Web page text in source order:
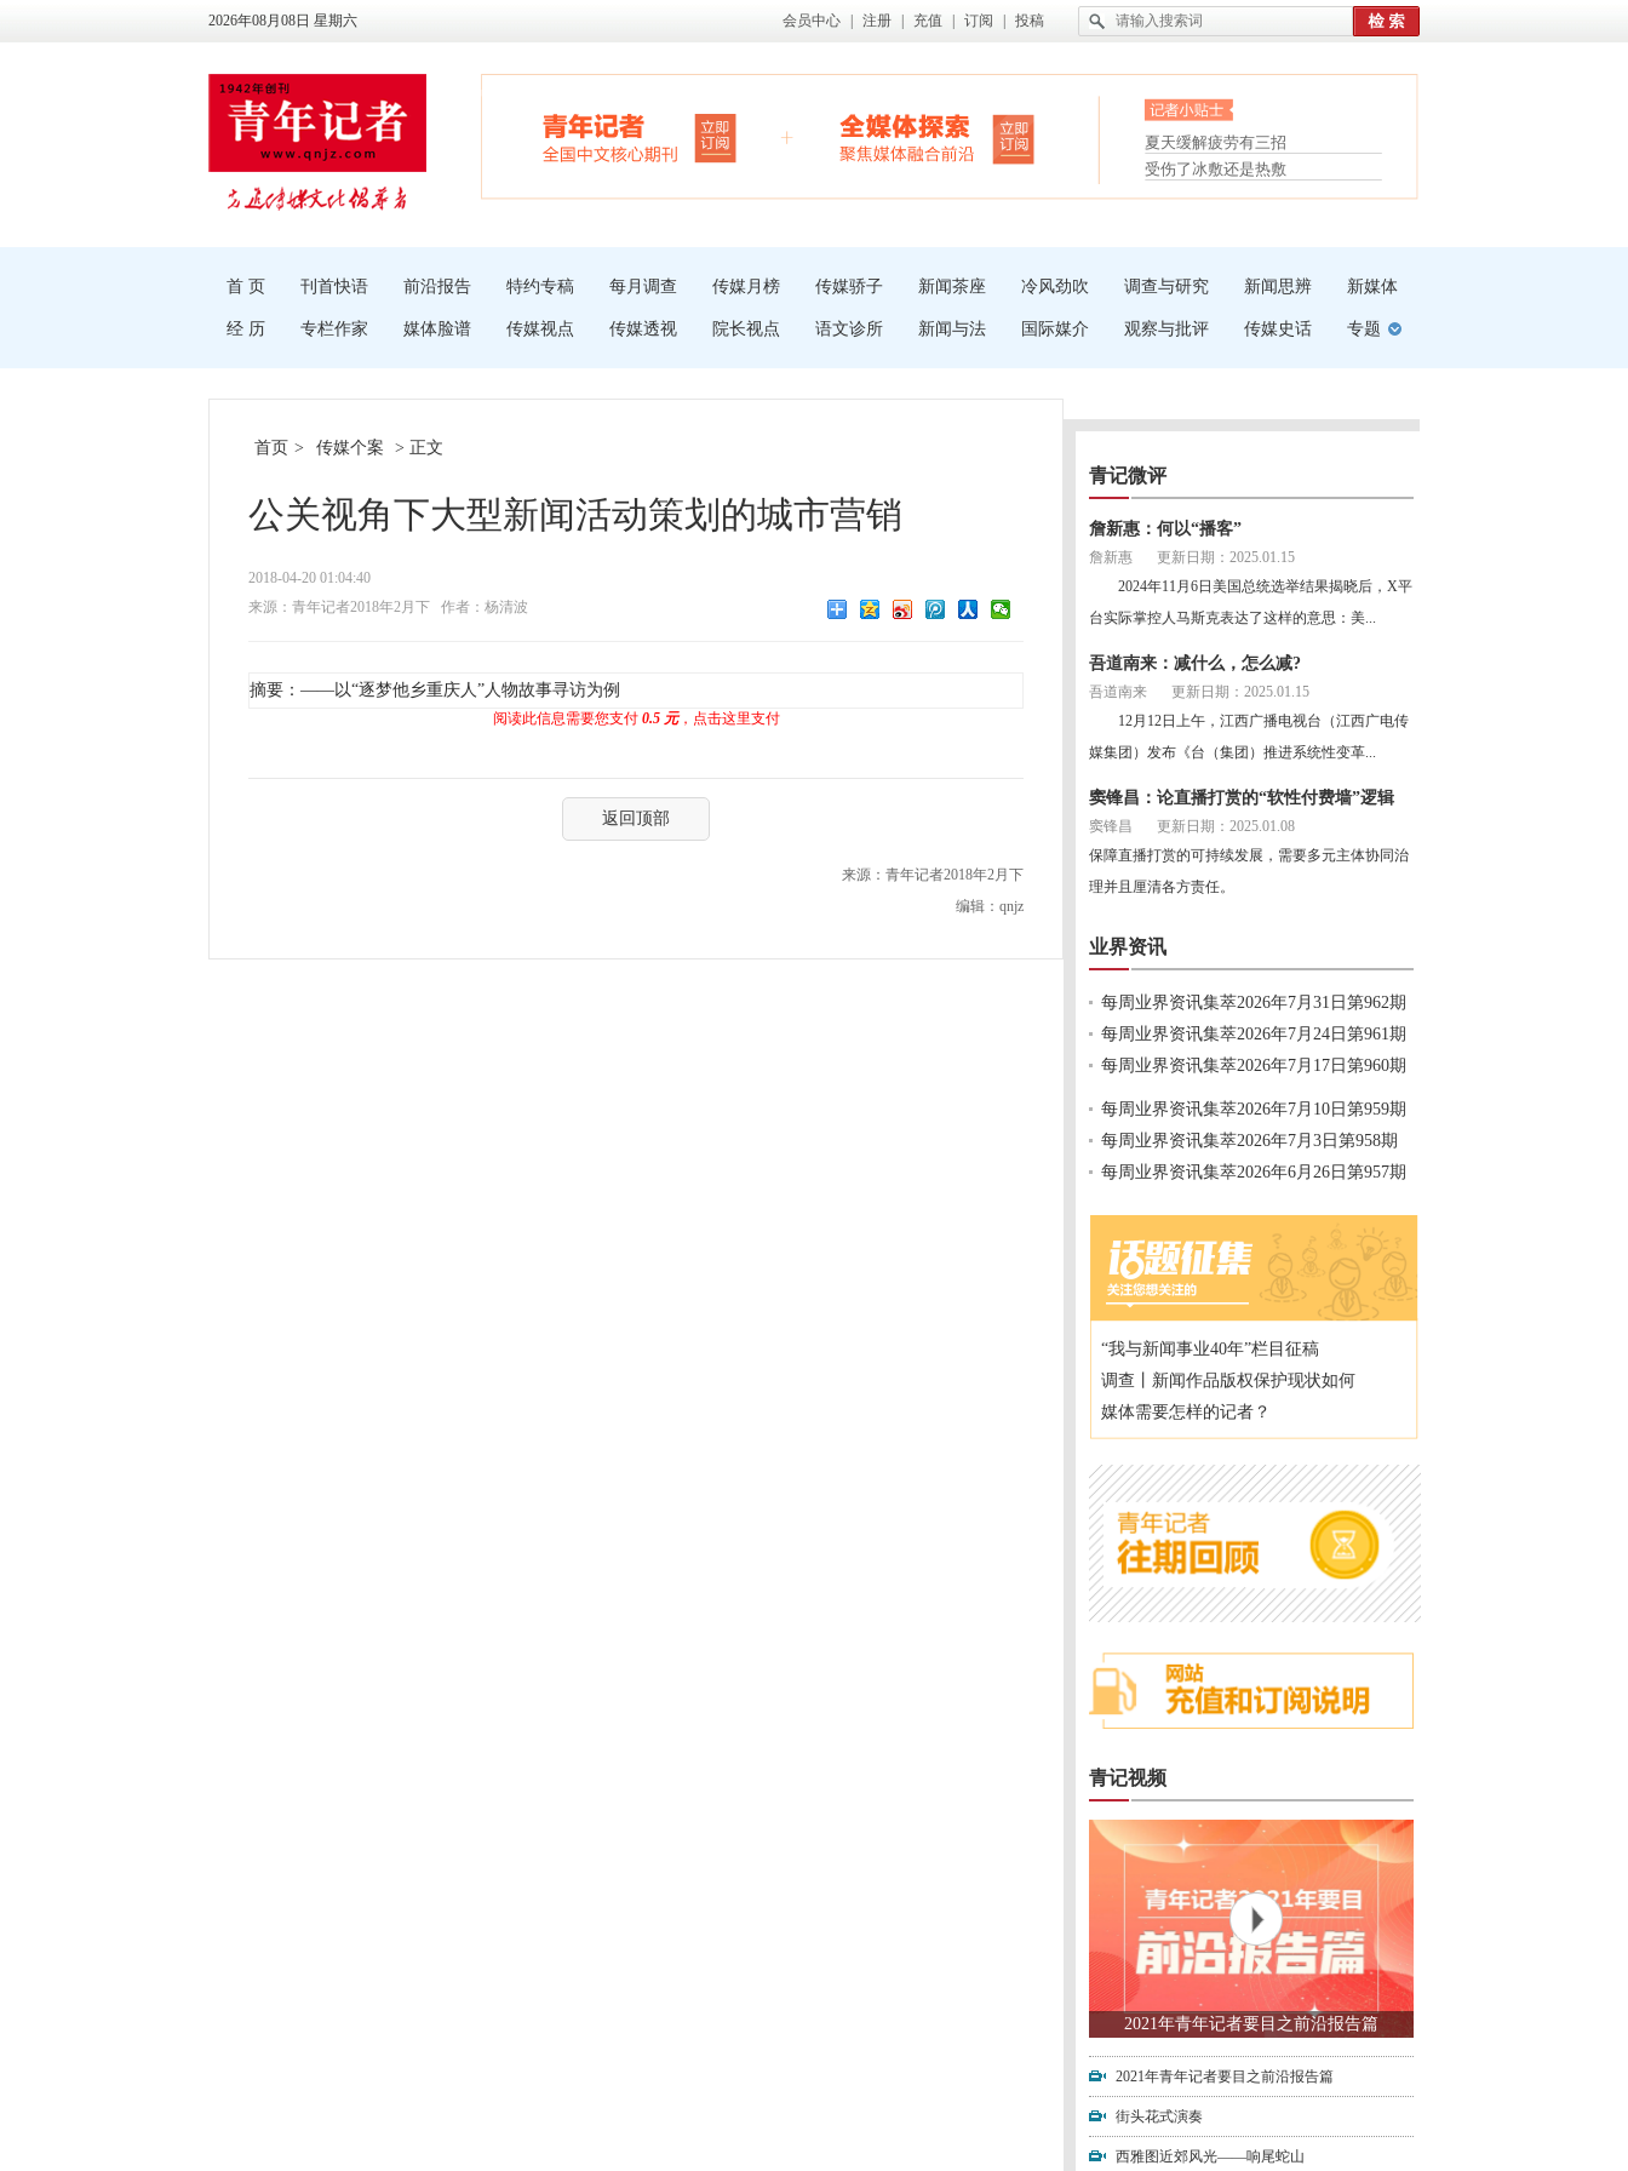
2026年08月08日 星期六 会员中心 注册 充值 订阅 投稿
“枝桠”“树桠”宜写成“枝...
夏天缓解疲劳有三招
护腰，摆脱六大坏习惯
受伤了冰敷还是热敷
白内障治疗的误区
首 页 刊首快语 前沿报告 特约专稿 每月调查 传媒月榜 传媒骄子 新闻茶座 冷风劲吹 调查与研究 新闻思辨 新媒体
经 历 专栏作家 媒体脸谱 传媒视点 传媒透视 院长视点 语文诊所 新闻与法 国际媒介 观察与批评 传媒史话 专题
首页 > 传媒个案 > 正文
公关视角下大型新闻活动策划的城市营销
2018-04-20 01:04:40
来源：青年记者2018年2月下
作者：杨清波
摘要：——以“逐梦他乡重庆人”人物故事寻访为例
阅读此信息需要您支付 0.5 元，点击这里支付
返回顶部
来源：青年记者2018年2月下
编辑：qnjz
青记微评
詹新惠：何以“播客”
詹新惠
更新日期：2025.01.15
2024年11月6日美国总统选举结果揭晓后，X平
台实际掌控人马斯克表达了这样的意思：美...
吾道南来：减什么，怎么减?
吾道南来
更新日期：2025.01.15
12月12日上午，江西广播电视台（江西广电传
媒集团）发布《台（集团）推进系统性变革...
窦锋昌：论直播打赏的“软性付费墙”逻辑
窦锋昌
更新日期：2025.01.08
保障直播打赏的可持续发展，需要多元主体协同治
理并且厘清各方责任。
业界资讯
每周业界资讯集萃2026年7月31日第962期
每周业界资讯集萃2026年7月24日第961期
每周业界资讯集萃2026年7月17日第960期
每周业界资讯集萃2026年7月10日第959期
每周业界资讯集萃2026年7月3日第958期
每周业界资讯集萃2026年6月26日第957期
“我与新闻事业40年”栏目征稿
调查丨新闻作品版权保护现状如何
媒体需要怎样的记者？
青记视频
2021年青年记者要目之前沿报告篇
2021年青年记者要目之前沿报告篇
街头花式演奏
西雅图近郊风光——响尾蛇山